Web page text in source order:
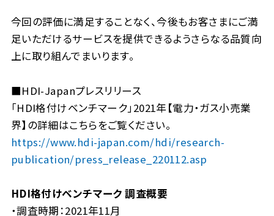
今回の評価に満足することなく、今後もお客さまにご満
足いただけるサービスを提供できるようさらなる品質向
上に取り組んでまいります。
■HDI-Japanプレスリリース
「HDI格付けベンチマーク」2021年【電力・ガス小売業
界】の詳細はこちらをご覧ください。
https://www.hdi-japan.com/hdi/research-
publication/press_release_220112.asp
HDI格付けベンチマーク 調査概要
・調査時期：2021年11月